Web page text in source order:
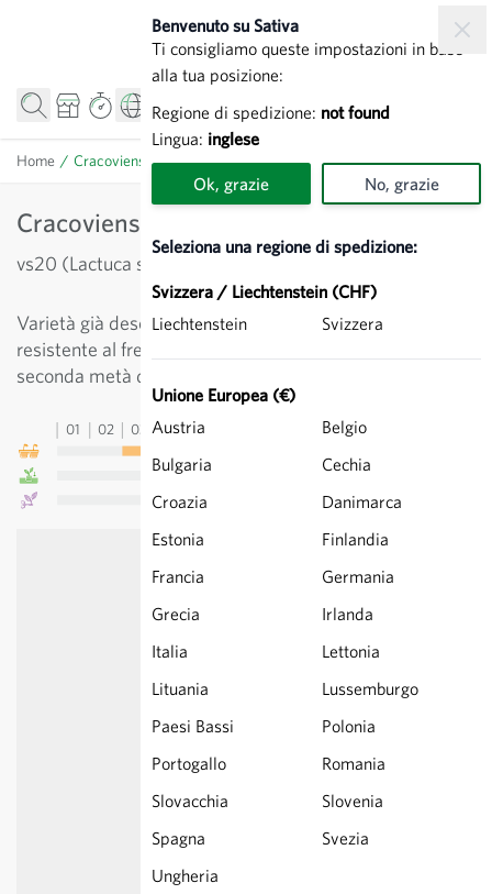
Benvenuto su Sativa
Ti consigliamo queste impostazioni in base
alla tua posizione:
Regione di spedizione: not found
Lingua: inglese
Ok, grazie No, grazie
Seleziona una regione di spedizione:
Svizzera / Liechtenstein (CHF)
Liechtenstein
Svizzera
Unione Europea (€)
Austria
Belgio
Bulgaria
Cechia
Croazia
Danimarca
Estonia
Finlandia
Francia
Germania
Grecia
Irlanda
Italia
Lettonia
Lituania
Lussemburgo
Paesi Bassi
Polonia
Portogallo
Romania
Slovacchia
Slovenia
Spagna
Svezia
Ungheria
Home / Cracoviensis - Lattuga asparago
Cracoviensis - Lattuga asparago
vs20 (Lactuca sativa)
Varietà già descritta nel 1885. Cespo voluminoso e
resistente al freddo. Saporita. Si può coltivare nella
seconda metà dell'anno come insalata-asparago.
01 02 03 04 05 09 10